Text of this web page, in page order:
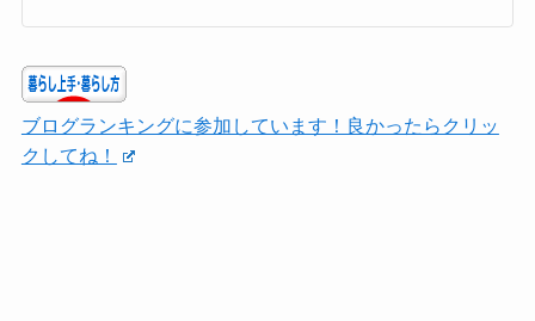
ブログランキングに参加しています！良かったらクリッ
クしてね！